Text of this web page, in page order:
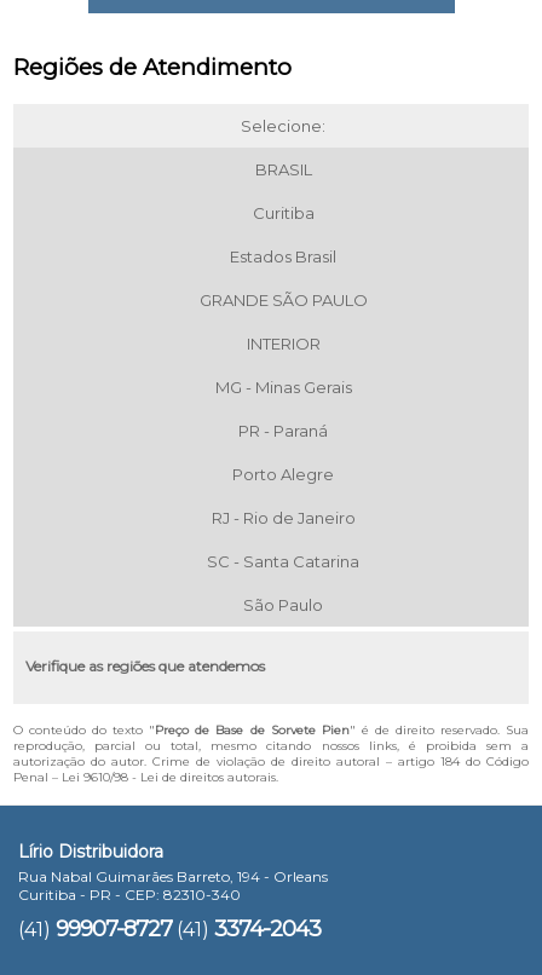
Regiões de Atendimento
Selecione:
BRASIL
Curitiba
Estados Brasil
GRANDE SÃO PAULO
INTERIOR
MG - Minas Gerais
PR - Paraná
Porto Alegre
RJ - Rio de Janeiro
SC - Santa Catarina
São Paulo
Verifique as regiões que atendemos
O conteúdo do texto "Preço de Base de Sorvete Pien" é de direito reservado. Sua
reprodução, parcial ou total, mesmo citando nossos links, é proibida sem a
autorização do autor. Crime de violação de direito autoral – artigo 184 do Código
Penal – Lei 9610/98 - Lei de direitos autorais.
Lírio Distribuidora
Rua Nabal Guimarães Barreto, 194 - Orleans
Curitiba - PR - CEP: 82310-340
(41) 99907-8727 (41) 3374-2043